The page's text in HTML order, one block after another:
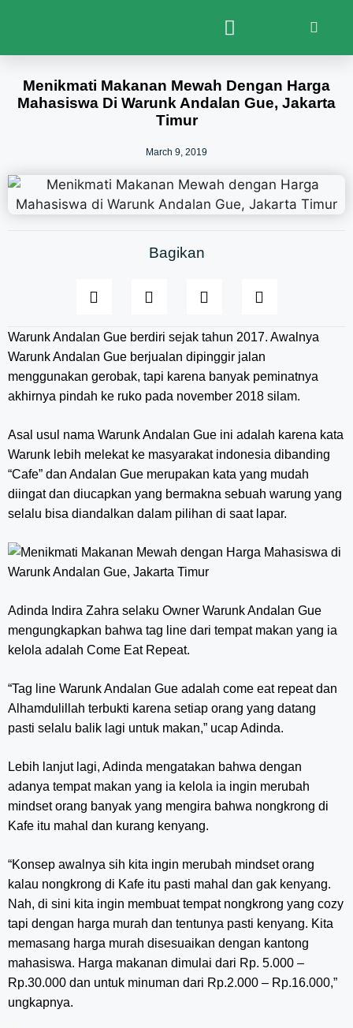
Menikmati Makanan Mewah Dengan Harga
Mahasiswa Di Warunk Andalan Gue, Jakarta
Timur
March 9, 2019
Bagikan
Warunk Andalan Gue berdiri sejak tahun 2017. Awalnya
Warunk Andalan Gue berjualan dipinggir jalan
menggunakan gerobak, tapi karena banyak peminatnya
akhirnya pindah ke ruko pada november 2018 silam.
Asal usul nama Warunk Andalan Gue ini adalah karena kata
Warunk lebih melekat ke masyarakat indonesia dibanding
“Cafe” dan Andalan Gue merupakan kata yang mudah
diingat dan diucapkan yang bermakna sebuah warung yang
selalu bisa diandalkan dalam pilihan di saat lapar.
Adinda Indira Zahra selaku Owner Warunk Andalan Gue
mengungkapkan bahwa tag line dari tempat makan yang ia
kelola adalah Come Eat Repeat.
“Tag line Warunk Andalan Gue adalah come eat repeat dan
Alhamdulillah terbukti karena setiap orang yang datang
pasti selalu balik lagi untuk makan,” ucap Adinda.
Lebih lanjut lagi, Adinda mengatakan bahwa dengan
adanya tempat makan yang ia kelola ia ingin merubah
mindset orang banyak yang mengira bahwa nongkrong di
Kafe itu mahal dan kurang kenyang.
“Konsep awalnya sih kita ingin merubah mindset orang
kalau nongkrong di Kafe itu pasti mahal dan gak kenyang.
Nah, di sini kita ingin membuat tempat nongkrong yang cozy
tapi dengan harga murah dan tentunya pasti kenyang. Kita
memasang harga murah disesuaikan dengan kantong
mahasiswa. Harga makanan dimulai dari Rp. 5.000 –
Rp.30.000 dan untuk minuman dari Rp.2.000 – Rp.16.000,”
ungkapnya.